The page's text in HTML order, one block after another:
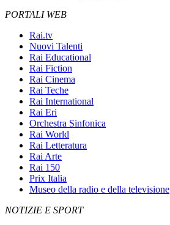
PORTALI WEB
Rai.tv
Nuovi Talenti
Rai Educational
Rai Fiction
Rai Cinema
Rai Teche
Rai International
Rai Eri
Orchestra Sinfonica
Rai World
Rai Letteratura
Rai Arte
Rai 150
Prix Italia
Museo della radio e della televisione
NOTIZIE E SPORT